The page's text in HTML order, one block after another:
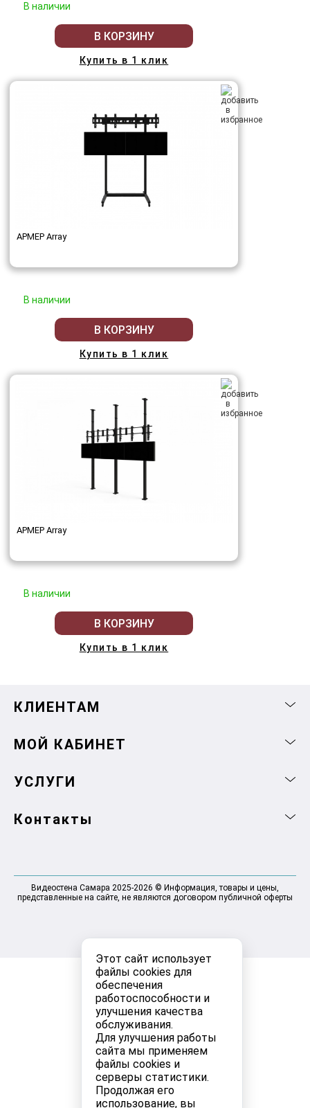
Этот сайт использует
файлы cookies для
обеспечения
работоспособности и
улучшения качества
обслуживания.
Для улучшения работы
сайта мы применяем
файлы cookies и
серверы статистики.
Продолжая его
использование, вы
В наличии
В КОРЗИНУ
Купить в 1 клик
АРМЕР Array
В наличии
В КОРЗИНУ
Купить в 1 клик
АРМЕР Array
В наличии
В КОРЗИНУ
Купить в 1 клик
КЛИЕНТАМ
МОЙ КАБИНЕТ
УСЛУГИ
Контакты
Видеостена Самара 2025-2026 © Информация, товары и цены,
представленные на сайте, не являются договором публичной оферты